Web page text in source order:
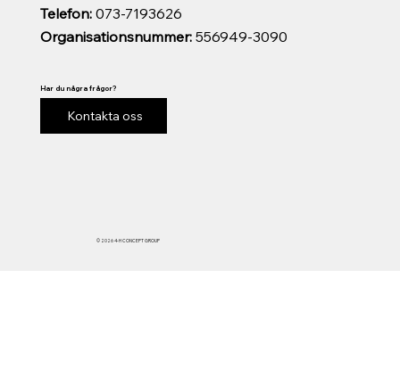
© 2026 4-H CONCEPT GROUP
Organisationsnummer:556949-3090
Telefon:073-7193626
Har du några frågor?
Kontakta oss